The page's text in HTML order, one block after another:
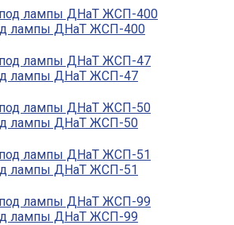
лампы ДНаТ ЖСП-400
лампы ДНаТ ЖСП-47
лампы ДНаТ ЖСП-50
лампы ДНаТ ЖСП-51
лампы ДНаТ ЖСП-99